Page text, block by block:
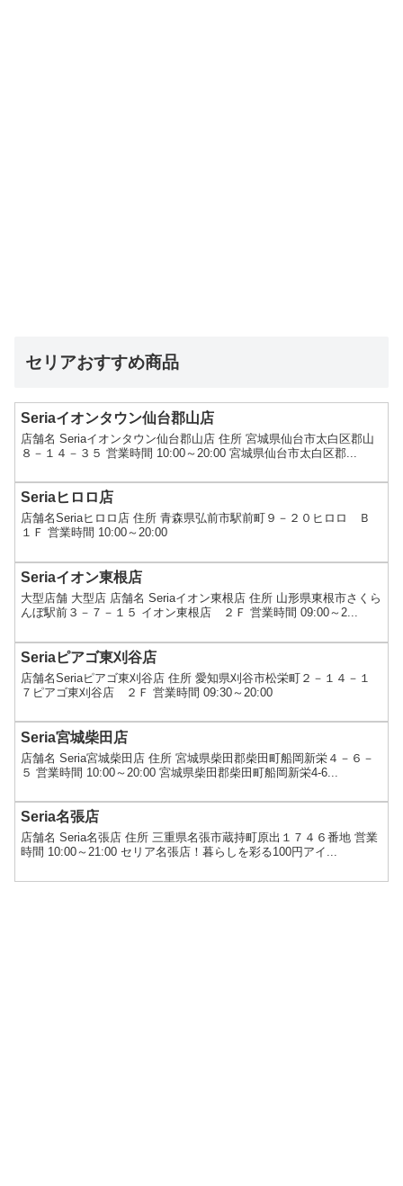
セリアおすすめ商品
Seriaイオンタウン仙台郡山店
店舗名 Seriaイオンタウン仙台郡山店 住所 宮城県仙台市太白区郡山
８－１４－３５ 営業時間 10:00～20:00 宮城県仙台市太白区郡...
Seriaヒロロ店
店舗名Seriaヒロロ店 住所 青森県弘前市駅前町９－２０ヒロロ Ｂ
１Ｆ 営業時間 10:00～20:00
Seriaイオン東根店
大型店舗 大型店 店舗名 Seriaイオン東根店 住所 山形県東根市さくら
んぼ駅前３－７－１５ イオン東根店 ２Ｆ 営業時間 09:00～2...
Seriaピアゴ東刈谷店
店舗名Seriaピアゴ東刈谷店 住所 愛知県刈谷市松栄町２－１４－１
７ピアゴ東刈谷店 ２Ｆ 営業時間 09:30～20:00
Seria宮城柴田店
店舗名 Seria宮城柴田店 住所 宮城県柴田郡柴田町船岡新栄４－６－
５ 営業時間 10:00～20:00 宮城県柴田郡柴田町船岡新栄4-6...
Seria名張店
店舗名 Seria名張店 住所 三重県名張市蔵持町原出１７４６番地 営業
時間 10:00～21:00 セリア名張店！暮らしを彩る100円アイ...